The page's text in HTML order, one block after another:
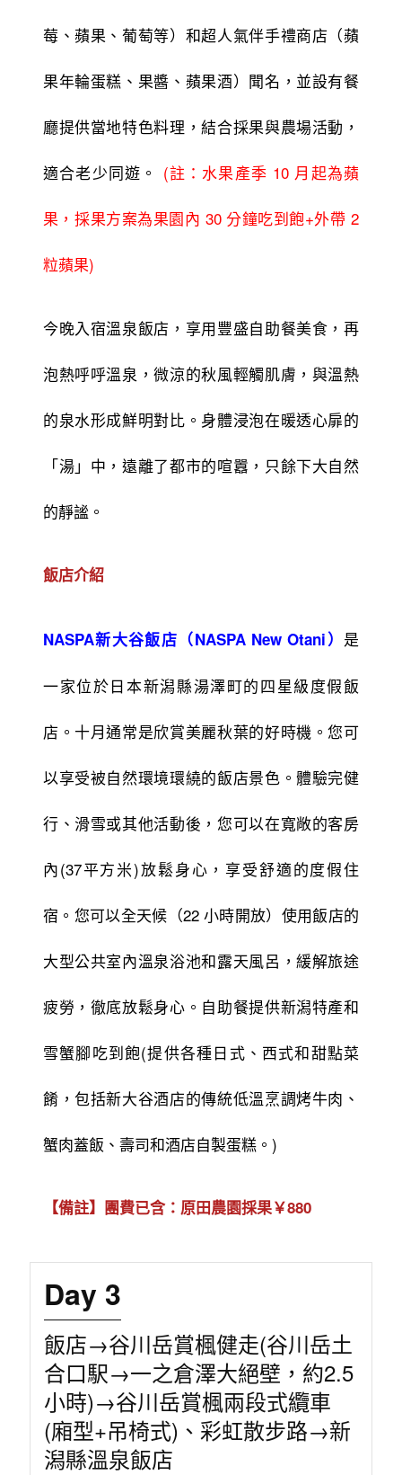
莓、蘋果、葡萄等）和超人氣伴手禮商店（蘋
果年輪蛋糕、果醬、蘋果酒）聞名，並設有餐
廳提供當地特色料理，結合採果與農場活動，
適合老少同遊。 (註：水果產季 10 月起為蘋
果，採果方案為果園內 30 分鐘吃到飽+外帶 2
粒蘋果)
今晚入宿溫泉飯店，享用豐盛自助餐美食，再
泡熱呼呼溫泉，微涼的秋風輕觸肌膚，與溫熱
的泉水形成鮮明對比。身體浸泡在暖透心扉的
「湯」中，遠離了都市的喧囂，只餘下大自然
的靜謐。
飯店介紹
NASPA新大谷飯店（NASPA New Otani） 是
一家位於日本新潟縣湯澤町的四星級度假飯
店。十月通常是欣賞美麗秋葉的好時機。您可
以享受被自然環境環繞的飯店景色。體驗完健
行、滑雪或其他活動後，您可以在寬敞的客房
內(37平方米)放鬆身心，享受舒適的度假住
宿。您可以全天候（22 小時開放）使用飯店的
大型公共室內溫泉浴池和露天風呂，緩解旅途
疲勞，徹底放鬆身心。自助餐提供新潟特產和
雪蟹腳吃到飽(提供各種日式、西式和甜點菜
餚，包括新大谷酒店的傳統低溫烹調烤牛肉、
蟹肉蓋飯、壽司和酒店自製蛋糕。)
【備註】團費已含：原田農園採果￥880
Day 3
飯店→谷川岳賞楓健走(谷川岳土
合口駅→一之倉澤大絕壁，約2.5
小時)→谷川岳賞楓兩段式纜車
(廂型+吊椅式)、彩虹散步路→新
潟縣溫泉飯店